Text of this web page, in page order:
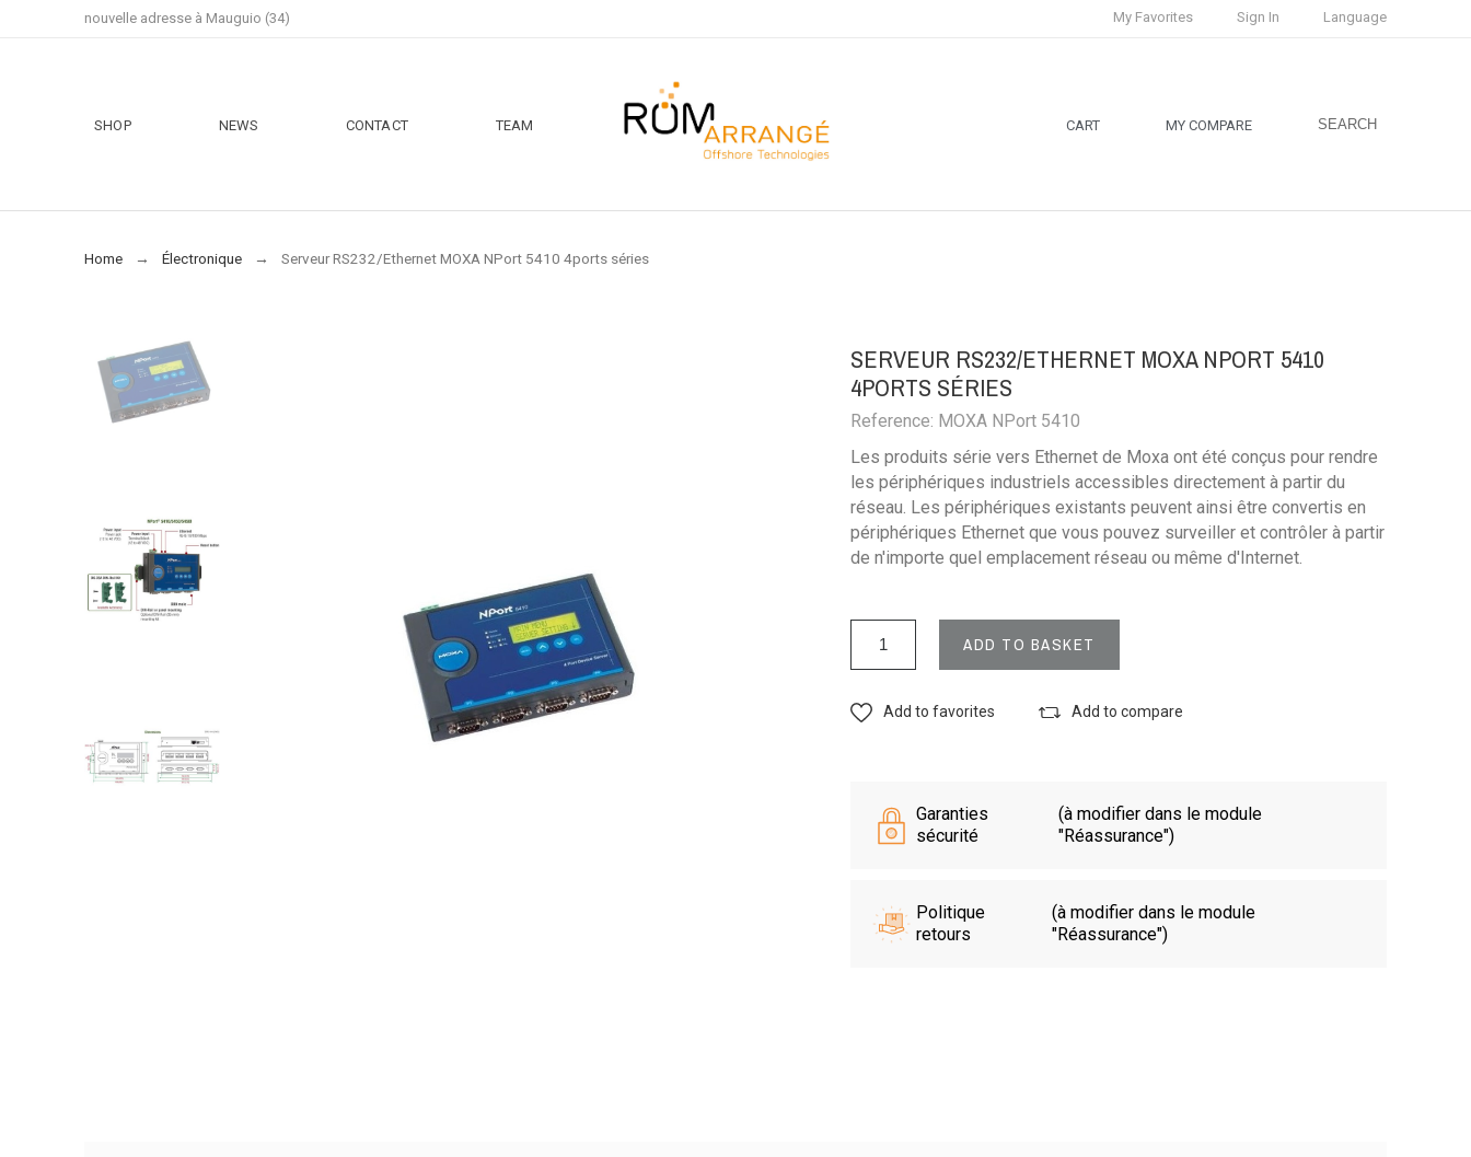
nouvelle adresse à Mauguio (34) My Favorites Sign In Language
SHOP NEWS CONTACT TEAM CART MY COMPARE SEARCH
Home Électronique Serveur RS232/Ethernet MOXA NPort 5410 4ports séries
SERVEUR RS232/ETHERNET MOXA NPORT 5410
4PORTS SÉRIES
Reference: MOXA NPort 5410
Les produits série vers Ethernet de Moxa ont été conçus pour rendre
les périphériques industriels accessibles directement à partir du
réseau. Les périphériques existants peuvent ainsi être convertis en
périphériques Ethernet que vous pouvez surveiller et contrôler à partir
de n'importe quel emplacement réseau ou même d'Internet.
ADD TO BASKET
Add to favorites Add to compare
Garanties
sécurité
(à modifier dans le module
"Réassurance")
Politique
retours
(à modifier dans le module
"Réassurance")